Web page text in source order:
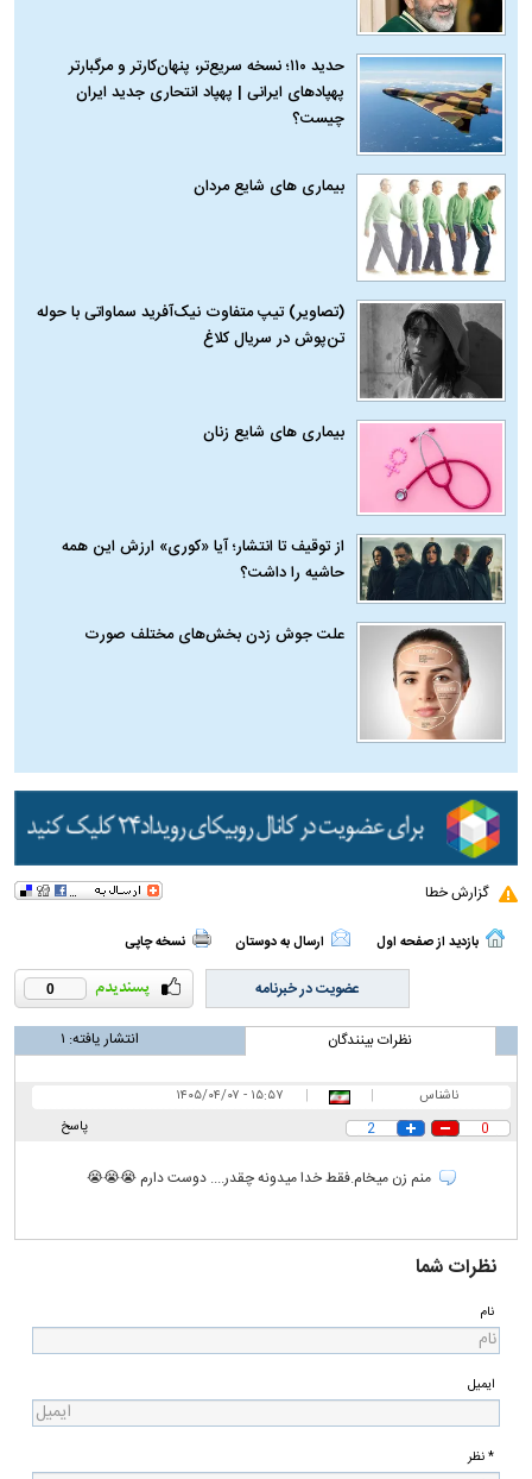
حدید ۱۱۰؛ نسخه سریع‌تر، پنهان‌کارتر و مرگبارتر
پهپادهای ایرانی | پهپاد انتحاری جدید ایران
چیست؟
بیماری‌ های شایع مردان
(تصاویر) تیپ متفاوت نیک‌آفرید سماواتی با حوله
تن‌پوش در سریال کلاغ
بیماری‌ های شایع زنان
از توقیف تا انتشار؛ آیا «کوری» ارزش این همه
حاشیه را داشت؟
علت جوش زدن بخش‌های مختلف صورت
گزارش خطا
بازدید از صفحه اول ارسال به دوستان نسخه چاپی
0 عضویت در خبرنامه
نظرات بینندگان انتشار یافته: ۱
ناشناس |
|
۱۵:۵۷ - ۱۴۰۵/۰۴/۰۷
پاسخ
0
2
منم زن میخام.فقط خدا میدونه چقدر.... دوست دارم 😭😭😭
نظرات شما
نام
ایمیل
* نظر